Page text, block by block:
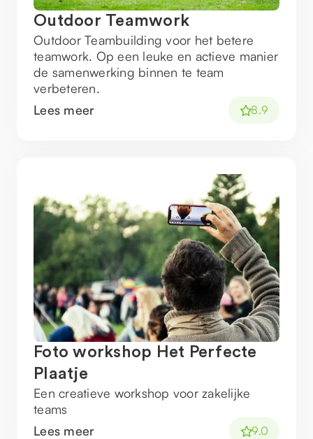
Outdoor Teamwork
Outdoor Teambuilding voor het betere
teamwork. Op een leuke en actieve manier
de samenwerking binnen te team
verbeteren.
Lees meer
8.9
Foto workshop Het Perfecte
Plaatje
Een creatieve workshop voor zakelijke
teams
Lees meer
9.0